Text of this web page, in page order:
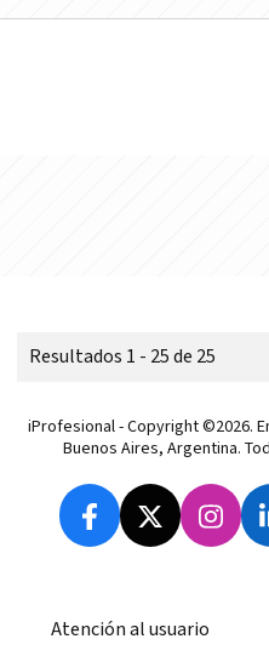
Resultados 1 - 25 de 25
iProfesional - Copyright ©2026.
Buenos Aires, Argentina.
Atención al usuario